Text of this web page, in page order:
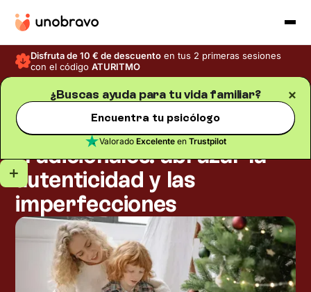
Disfruta de 10 € de descuento en tus 2 primeras sesiones
con el códigoATURITMO
¿Buscas ayuda para tu vida familiar?
Encuentra tu psicólogo
Valorado Excelenteen Trustpilot
Blog
Navidad en las familias no
tradicionales: abrazar la
autenticidad y las
imperfecciones